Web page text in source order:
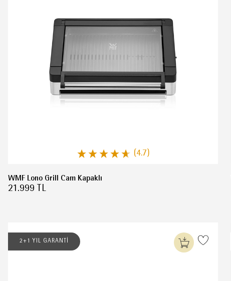
(4.7)
WMF Lono Grill Cam Kapaklı
21.999 TL
2+1 YIL GARANTİ